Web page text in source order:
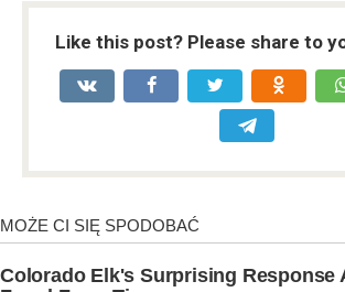
Like this post? Please share to